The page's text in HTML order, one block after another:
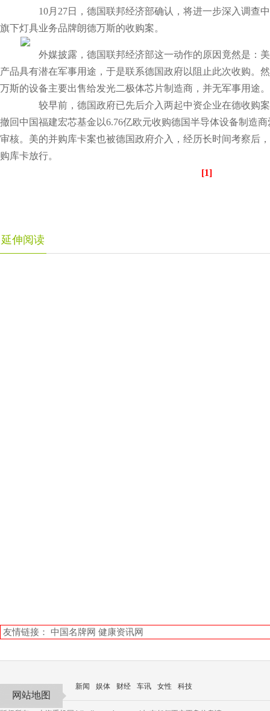
10月27日，德国联邦经济部确认，将进一步深入调查
旗下灯具业务品牌朗德万斯的收购案。
外媒披露，德国联邦经济部这一动作的原因竟然是：美
产品具有潜在军事用途，于是联系德国政府以阻止此次收购。
万斯的设备主要出售给发光二极体芯片制造商，并无军事用途。
较早前，德国政府已先后介入两起中资企业在德收购案
撤回中国福建宏芯基金以6.76亿欧元收购德国半导体设备制造
审核。美的并购库卡案也被德国政府介入，经历长时间考察后
购库卡放行。
[1]
延伸阅读
友情链接： 中国名牌网 健康资讯网
网站地图
新闻 娱体 财经 车讯 女性 科技